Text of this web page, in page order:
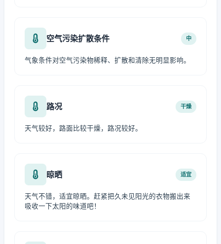
空气污染扩散条件 中
气象条件对空气污染物稀释、扩散和清除无明显影响。
路况 干燥
天气较好，路面比较干燥，路况较好。
晾晒 适宜
天气不错，适宜晾晒。赶紧把久未见阳光的衣物搬出来
吸收一下太阳的味道吧！